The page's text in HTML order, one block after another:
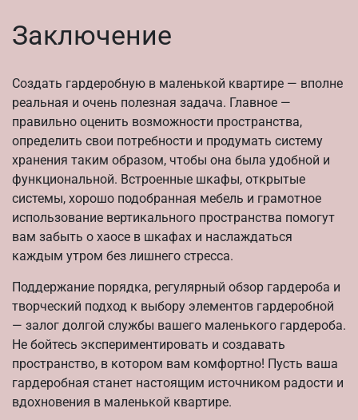
Заключение
Создать гардеробную в маленькой квартире — вполне
реальная и очень полезная задача. Главное —
правильно оценить возможности пространства,
определить свои потребности и продумать систему
хранения таким образом, чтобы она была удобной и
функциональной. Встроенные шкафы, открытые
системы, хорошо подобранная мебель и грамотное
использование вертикального пространства помогут
вам забыть о хаосе в шкафах и наслаждаться
каждым утром без лишнего стресса.
Поддержание порядка, регулярный обзор гардероба и
творческий подход к выбору элементов гардеробной
— залог долгой службы вашего маленького гардероба.
Не бойтесь экспериментировать и создавать
пространство, в котором вам комфортно! Пусть ваша
гардеробная станет настоящим источником радости и
вдохновения в маленькой квартире.